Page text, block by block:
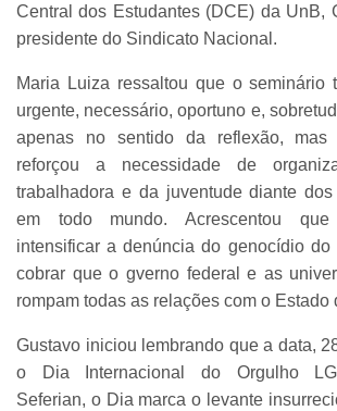
Central dos Estudantes (DCE) da UnB,
presidente do Sindicato Nacional.
Maria Luiza ressaltou que o seminário
urgente, necessário, oportuno e,
apenas no sentido da reflexão,
reforçou a necessidade de
trabalhadora e da juventude diante
em todo mundo. Acrescentou que
intensificar a denúncia do genocídio
cobrar que o gverno federal e as
rompam todas as relações com o Estado
Gustavo iniciou lembrando que a data,
o Dia Internacional do Orgulho
Seferian, o Dia marca o levante